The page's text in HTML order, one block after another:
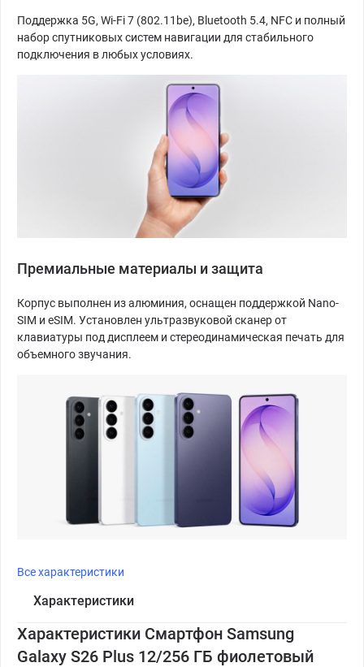
Поддержка 5G, Wi-Fi 7 (802.11be), Bluetooth 5.4, NFC и полный
набор спутниковых систем навигации для стабильного
подключения в любых условиях.
Премиальные материалы и защита
Корпус выполнен из алюминия, оснащен поддержкой Nano-
SIM и eSIM. Установлен ультразвуковой сканер от
клавиатуры под дисплеем и стереодинамическая печать для
объемного звучания.
Все характеристики
Характеристики
Характеристики Смартфон Samsung
Galaxy S26 Plus 12/256 ГБ фиолетовый